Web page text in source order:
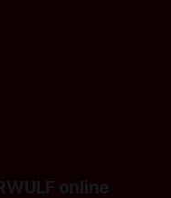
online